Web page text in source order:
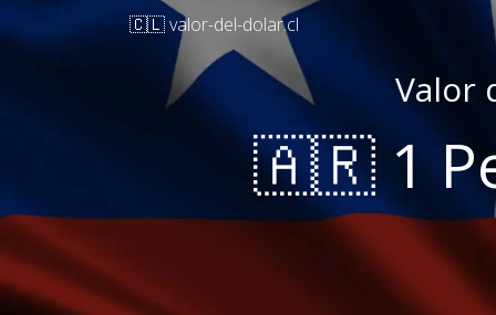
🇨🇱 valor-del-dolar.cl
Valor
🇦🇷 1